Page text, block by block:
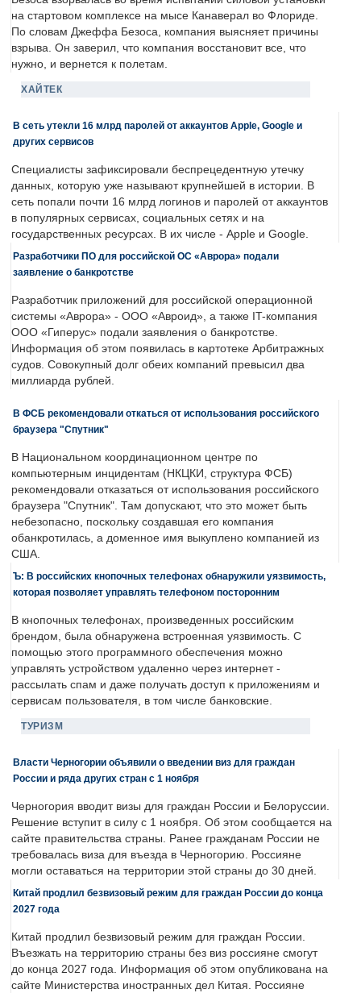
на стартовом комплексе на мысе Канаверал во Флориде.
По словам Джеффа Безоса, компания выясняет причины
взрыва. Он заверил, что компания восстановит все, что
нужно, и вернется к полетам.
ХАЙТЕК
В сеть утекли 16 млрд паролей от аккаунтов Apple, Google и
других сервисов
Специалисты зафиксировали беспрецедентную утечку
данных, которую уже называют крупнейшей в истории. В
сеть попали почти 16 млрд логинов и паролей от аккаунтов
в популярных сервисах, социальных сетях и на
государственных ресурсах. В их числе - Apple и Google.
Разработчики ПО для российской ОС «Аврора» подали
заявление о банкротстве
Разработчик приложений для российской операционной
системы «Аврора» - ООО «Авроид», а также IT-компания
ООО «Гиперус» подали заявления о банкротстве.
Информация об этом появилась в картотеке Арбитражных
судов. Совокупный долг обеих компаний превысил два
миллиарда рублей.
В ФСБ рекомендовали откаться от использования российского
браузера "Спутник"
В Национальном координационном центре по
компьютерным инцидентам (НКЦКИ, структура ФСБ)
рекомендовали отказаться от использования российского
браузера "Спутник". Там допускают, что это может быть
небезопасно, поскольку создавшая его компания
обанкротилась, а доменное имя выкуплено компанией из
США.
Ъ: В российских кнопочных телефонах обнаружили уязвимость,
которая позволяет управлять телефоном посторонним
В кнопочных телефонах, произведенных российским
брендом, была обнаружена встроенная уязвимость. С
помощью этого программного обеспечения можно
управлять устройством удаленно через интернет -
рассылать спам и даже получать доступ к приложениям и
сервисам пользователя, в том числе банковские.
ТУРИЗМ
Власти Черногории объявили о введении виз для граждан
России и ряда других стран с 1 ноября
Черногория вводит визы для граждан России и Белоруссии.
Решение вступит в силу с 1 ноября. Об этом сообщается на
сайте правительства страны. Ранее гражданам России не
требовалась виза для въезда в Черногорию. Россияне
могли оставаться на территории этой страны до 30 дней.
Китай продлил безвизовый режим для граждан России до конца
2027 года
Китай продлил безвизовый режим для граждан России.
Въезжать на территорию страны без виз россияне смогут
до конца 2027 года. Информация об этом опубликована на
сайте Министерства иностранных дел Китая. Россияне